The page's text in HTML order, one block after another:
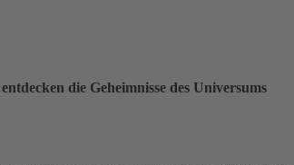
die Geheimnisse des Universums